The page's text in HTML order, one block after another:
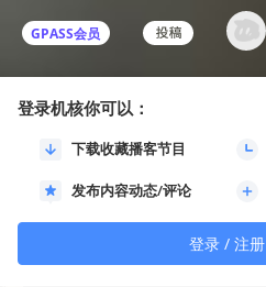
GPASS会员
登录机核你可以：
下载收藏播客节目
发布内容动态/评论
登录 / 注册